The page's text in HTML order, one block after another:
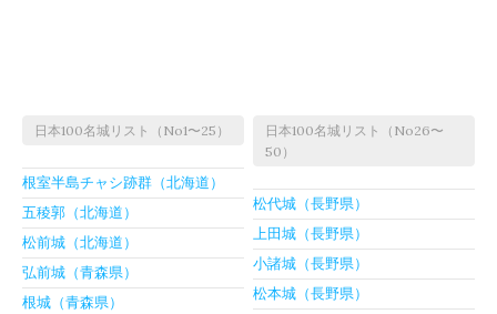
日本100名城リスト（No1〜25）
根室半島チャシ跡群（北海道）
五稜郭（北海道）
松前城（北海道）
弘前城（青森県）
根城（青森県）
日本100名城リスト（No26〜
50）
松代城（長野県）
上田城（長野県）
小諸城（長野県）
松本城（長野県）